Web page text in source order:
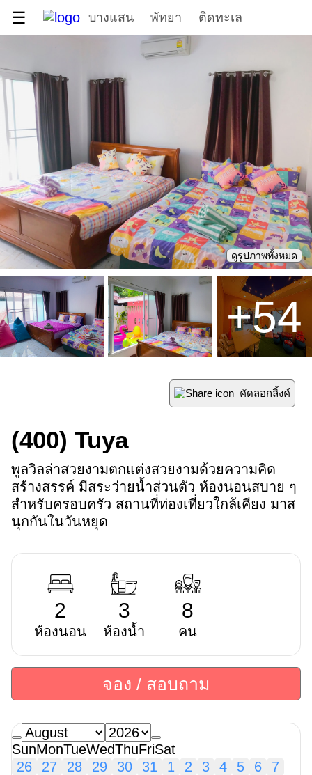
☰ บางแสน พัทยา ติดทะเล
ดูรูปภาพทั้งหมด
+54
(400) Tuya
คัดลอกลิ้งค์
พูลวิลล่าสวยงามตกแต่งสวยงามด้วยความคิด
สร้างสรรค์ มีสระว่ายน้ำส่วนตัว ห้องนอนสบาย ๆ
สำหรับครอบครัว สถานที่ท่องเที่ยวใกล้เคียง มาส
นุกกันในวันหยุด
2
ห้องนอน
3
ห้องน้ำ
8
คน
จอง / สอบถาม
SunMonTueWedThuFriSat
26
27 28 29 30 31 1 2 3 4 5 6
7